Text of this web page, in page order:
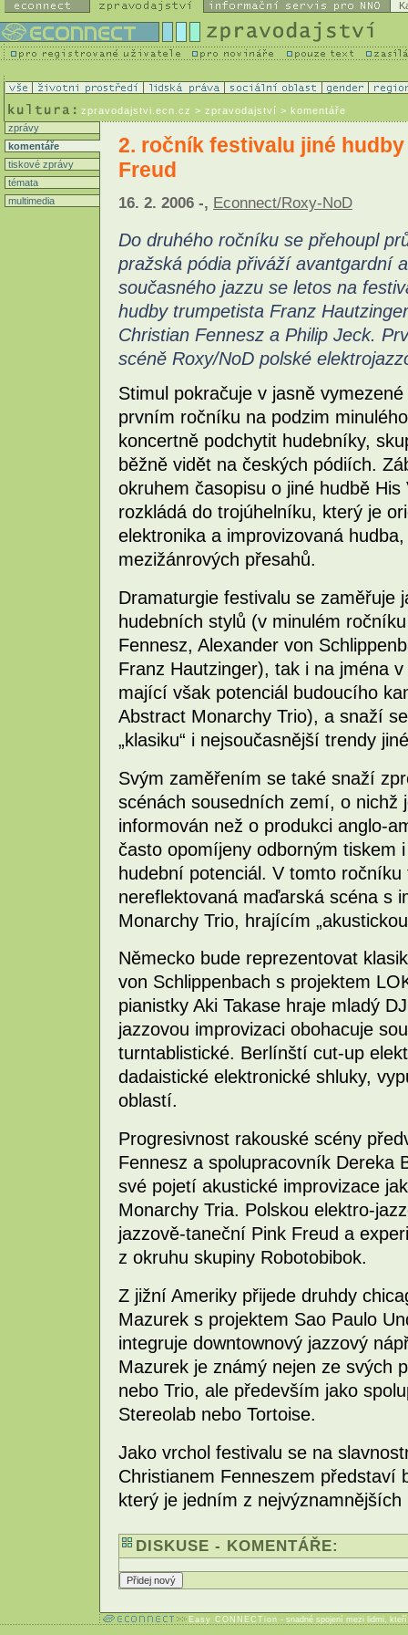
zpravodajstvi.ecn.cz > zpravodajství > komentáře
zprávy
komentáře
tiskové zprávy
témata
multimedia
2. ročník festivalu jiné
Freud
16. 2. 2006 -, Econnect/Roxy-NoD
Do druhého ročníku se přehoupl
pražská pódia přiváží avantgardní
současného jazzu se letos na
hudby trumpetista Franz
Christian Fennesz a Philip Jeck.
scéně Roxy/NoD polské
Stimul pokračuje v jasně
prvním ročníku na podzim
koncertně podchytit hudebníky,
běžně vidět na českých pódiích.
okruhem časopisu o jiné hudbě
rozkládá do trojúhelníku, který je
elektronika a improvizovaná
mezižánrových přesahů.
Dramaturgie festivalu se zaměřuje
hudebních stylů (v minulém
Fennesz, Alexander von
Franz Hautzinger), tak i na jména
mající však potenciál budoucího
Abstract Monarchy Trio), a snaží
„klasiku“ i nejsoučasnější trendy
Svým zaměřením se také snaží
scénách sousedních zemí, o nichž
informován než o produkci anglo-
často opomíjeny odborným tiskem
hudební potenciál. V tomto
nereflektovaná maďarská scéna s
Monarchy Trio, hrajícím
Německo bude reprezentovat
von Schlippenbach s projektem
pianistky Aki Takase hraje mladý
jazzovou improvizaci obohacuje
turntablistické. Berlínští cut-up
dadaistické elektronické shluky,
oblastí.
Progresivnost rakouské scény
Fennesz a spolupracovník Dereka
své pojetí akustické improvizace
Monarchy Tria. Polskou elektro-
jazzově-taneční Pink Freud a
z okruhu skupiny Robotobibok.
Z jižní Ameriky přijede druhdy
Mazurek s projektem Sao Paulo
integruje downtownový jazzový
Mazurek je známý nejen ze svých
nebo Trio, ale především jako
Stereolab nebo Tortoise.
Jako vrchol festivalu se na
Christianem Fenneszem představí
který je jedním z
DISKUSE - KOMENTÁŘE:
Easy CONNECTion - snadné spojení mezi lidmi,